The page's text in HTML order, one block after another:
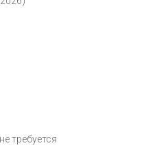
требуется